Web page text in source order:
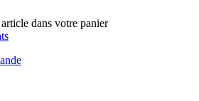
dans votre panier